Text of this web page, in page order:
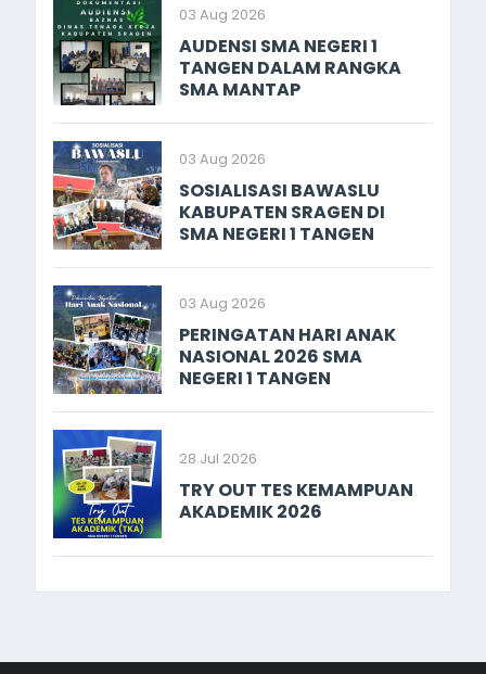
03 Aug 2026
AUDENSI SMA NEGERI 1
TANGEN DALAM RANGKA
SMA MANTAP
03 Aug 2026
SOSIALISASI BAWASLU
KABUPATEN SRAGEN DI
SMA NEGERI 1 TANGEN
03 Aug 2026
PERINGATAN HARI ANAK
NASIONAL 2026 SMA
NEGERI 1 TANGEN
28 Jul 2026
TRY OUT TES KEMAMPUAN
AKADEMIK 2026